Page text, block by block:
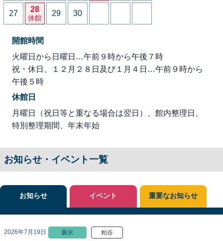
27 28
休館
29 30
開館時間
火曜日から日曜日…午前９時から午後７時
祝・休日、１２月２８日及び１月４日…午前９時から
午後５時
休館日
月曜日（祝日等と重なる場合は翌日）、館内整理日、
特別整理期間、年末年始
お知らせ・イベント一覧
お知らせ
2026年7月19日 展示 粕谷
イベント 重要なお知らせ